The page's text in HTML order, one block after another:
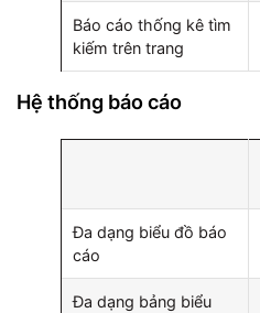
Báo cáo thống kê tìm
kiếm trên trang
Hệ thống báo cáo
Đa dạng biểu đồ báo
cáo
Đa dạng bảng biểu